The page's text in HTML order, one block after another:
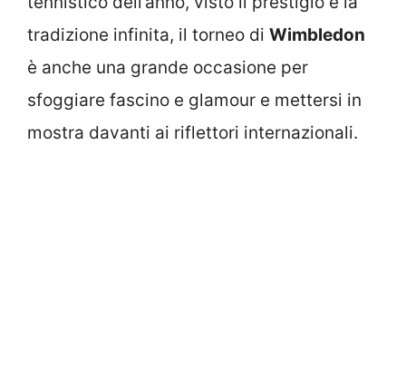
tradizione infinita, il torneo di Wimbledon
è anche una grande occasione per
sfoggiare fascino e glamour e mettersi in
mostra davanti ai riflettori internazionali.